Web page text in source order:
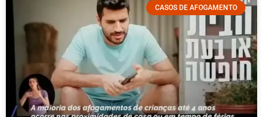
CASOS DE AFOGAMENTO